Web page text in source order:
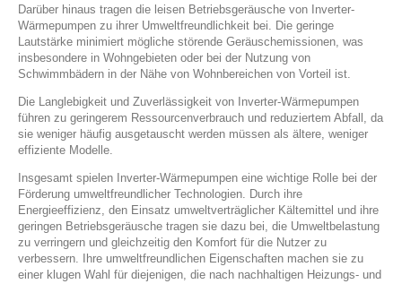
Darüber hinaus tragen die leisen Betriebsgeräusche von Inverter-
Wärmepumpen zu ihrer Umweltfreundlichkeit bei. Die geringe
Lautstärke minimiert mögliche störende Geräuschemissionen, was
insbesondere in Wohngebieten oder bei der Nutzung von
Schwimmbädern in der Nähe von Wohnbereichen von Vorteil ist.
Die Langlebigkeit und Zuverlässigkeit von Inverter-Wärmepumpen
führen zu geringerem Ressourcenverbrauch und reduziertem Abfall, da
sie weniger häufig ausgetauscht werden müssen als ältere, weniger
effiziente Modelle.
Insgesamt spielen Inverter-Wärmepumpen eine wichtige Rolle bei der
Förderung umweltfreundlicher Technologien. Durch ihre
Energieeffizienz, den Einsatz umweltverträglicher Kältemittel und ihre
geringen Betriebsgeräusche tragen sie dazu bei, die Umweltbelastung
zu verringern und gleichzeitig den Komfort für die Nutzer zu
verbessern. Ihre umweltfreundlichen Eigenschaften machen sie zu
einer klugen Wahl für diejenigen, die nach nachhaltigen Heizungs- und